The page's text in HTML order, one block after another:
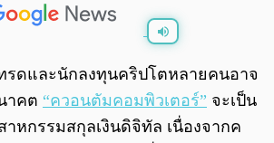
รดและนักลงทุนคริปโตหลายคนอาจ
าคต “ควอนตัมคอมพิวเตอร์” จะเป็น
หกรรมสกุลเงินดิจิทัล เนื่องจากค